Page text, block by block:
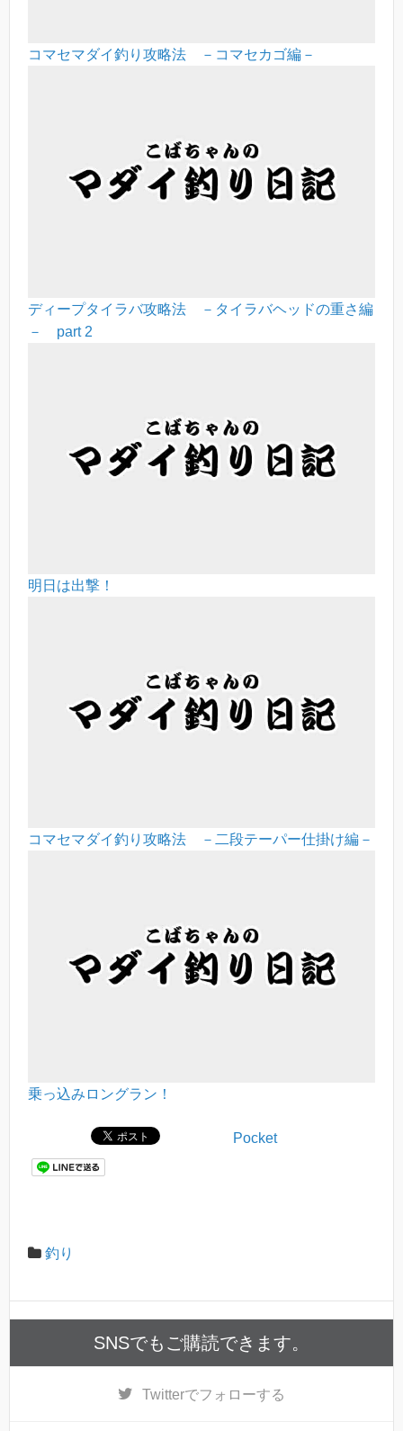
コマセマダイ釣り攻略法 －コマセカゴ編－
ディープタイラバ攻略法 －タイラバヘッドの重さ編
－ part 2
明日は出撃！
コマセマダイ釣り攻略法 －二段テーパー仕掛け編－
乗っ込みロングラン！
Pocket
釣り
SNSでもご購読できます。
Twitterでフォローする